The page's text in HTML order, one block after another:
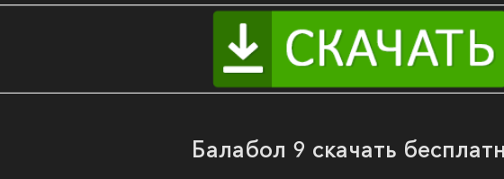
Балабол 9 скачать